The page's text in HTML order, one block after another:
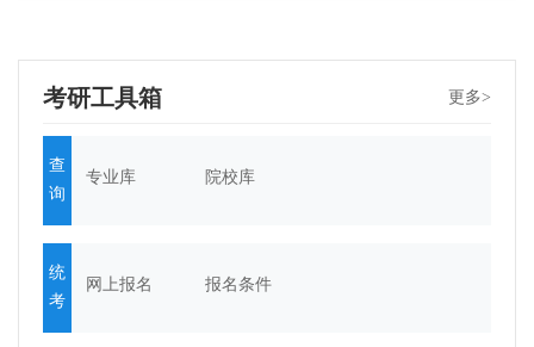
考研工具箱 更多>
查
询
专业库 院校库
统
考
网上报名 报名条件